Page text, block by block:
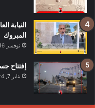
النيابة
المبروك
نوفمبر 16, 2023
إفتتاح
يناير 7, 2024